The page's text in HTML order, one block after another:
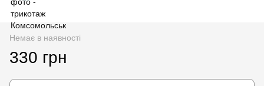
Немає в наявності
330 грн